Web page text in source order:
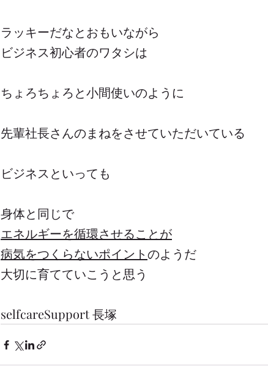
ラッキーだなとおもいながら
ビジネス初心者のワタシは
ちょろちょろと小間使いのように
先輩社長さんのまねをさせていただいている
ビジネスといっても
身体と同じで
エネルギーを循環させることが
病気をつくらないポイントのようだ
大切に育てていこうと思う
selfcareSupport 長塚